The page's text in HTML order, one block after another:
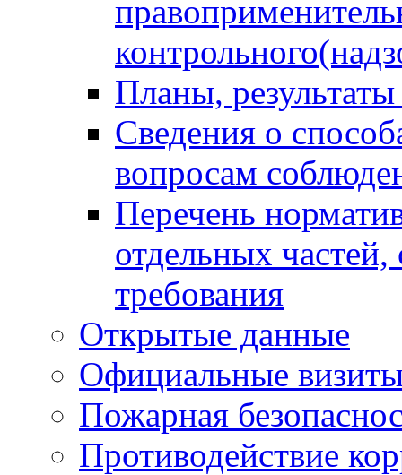
Планы,
Сведения о
вопросам
Перечень
отдельных
требования
Открытые данные
Официальные
Пожарная
Противодействие